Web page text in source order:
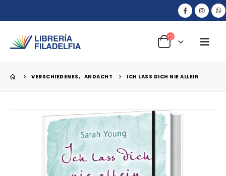
VERSCHIEDENES, ANDACHT ICH LASS DICH NIE ALLEIN